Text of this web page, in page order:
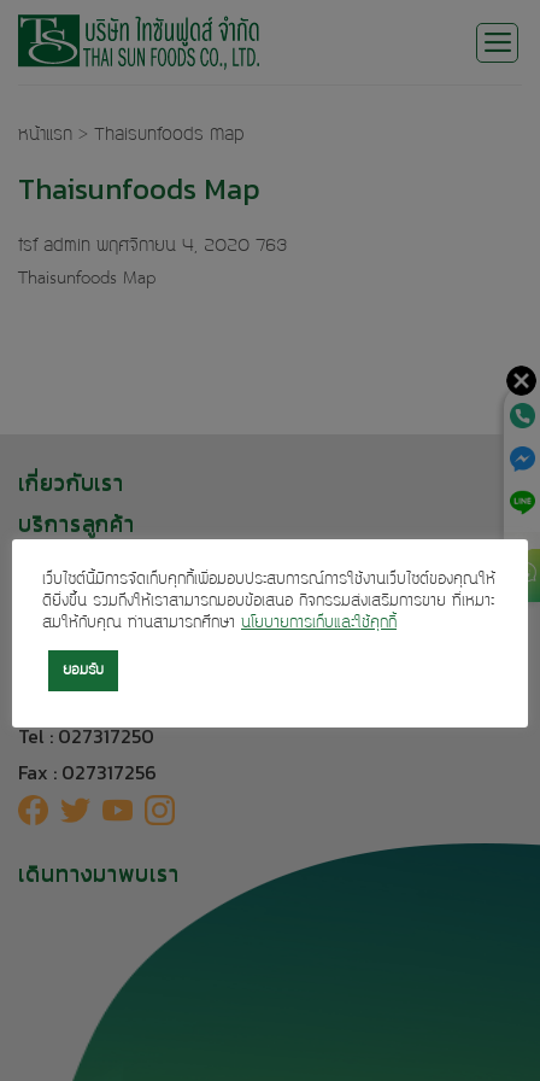
Skip
หน้าแรก > Thaisunfoods Map
Thaisunfoods Map
tsf admin พฤศจิกายน 4, 2020 763
Thaisunfoods Map
เกี่ยวกับเรา
บริการลูกค้า
ผลิตภัณฑ์ของเรา
ติดต่อเรา
304 อาคารทีเอฟ ถนนศรีนครินทร์ แขวงหัวหมาก เขตบางกะปิ
กรุงเทพฯ 10240
greenmatebrand@gmail.com
Tel : 027317250
Fax : 027317256
เดินทางมาพบเรา
เว็บไซต์นี้มีการจัดเก็บคุกกี้เพื่อมอบประสบการณ์การใช้งานเว็บไซต์ของคุณให้
ดียิ่งขึ้น รวมถึงให้เราสามารถมอบข้อเสนอ กิจกรรมส่งเสริมการขาย ที่เหมาะ
สมให้กับคุณ ท่านสามารถศึกษา นโยบายการเก็บและใช้คุกกี้
ยอมรับ